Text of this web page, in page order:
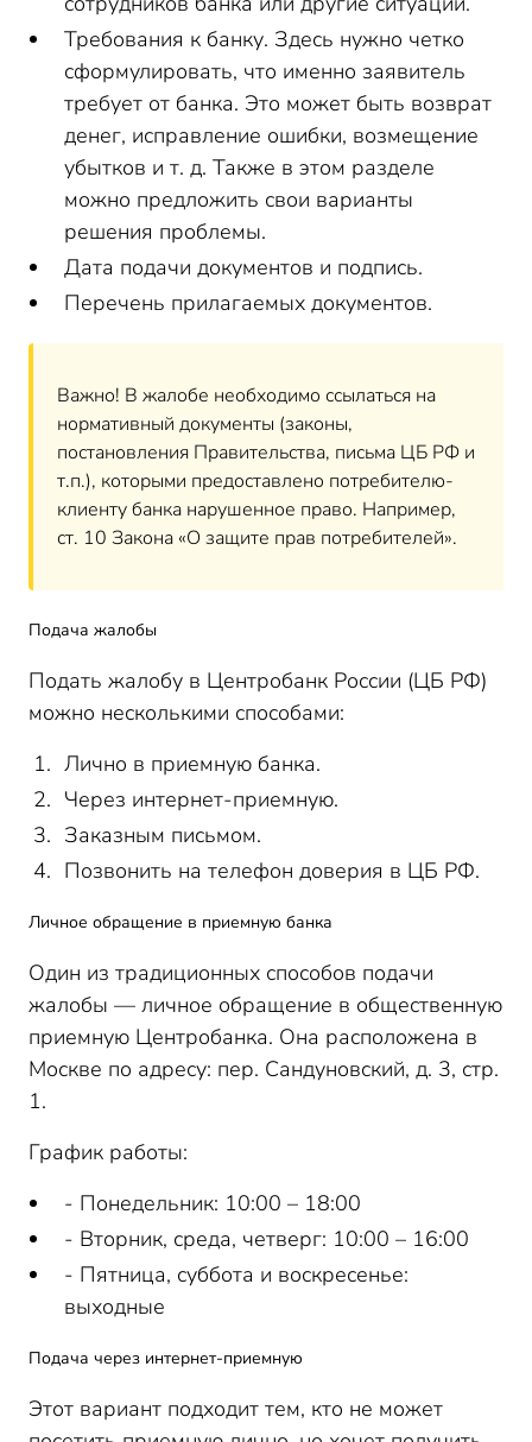
Требования к банку. Здесь нужно четко
сформулировать, что именно заявитель
требует от банка. Это может быть возврат
денег, исправление ошибки, возмещение
убытков и т. д. Также в этом разделе
можно предложить свои варианты
решения проблемы.
Дата подачи документов и подпись.
Перечень прилагаемых документов.
Важно! В жалобе необходимо ссылаться на
нормативный документы (законы,
постановления Правительства, письма ЦБ РФ и
т.п.), которыми предоставлено потребителю-
клиенту банка нарушенное право. Например,
ст. 10 Закона «О защите прав потребителей».
Подача жалобы
Подать жалобу в Центробанк России (ЦБ РФ)
можно несколькими способами:
Лично в приемную банка.
Через интернет-приемную.
Заказным письмом.
Позвонить на телефон доверия в ЦБ РФ.
Личное обращение в приемную банка
Один из традиционных способов подачи
жалобы — личное обращение в общественную
приемную Центробанка. Она расположена в
Москве по адресу: пер. Сандуновский, д. 3, стр.
1.
График работы:
- Понедельник: 10:00 – 18:00
- Вторник, среда, четверг: 10:00 – 16:00
- Пятница, суббота и воскресенье:
выходные
Подача через интернет-приемную
Этот вариант подходит тем, кто не может